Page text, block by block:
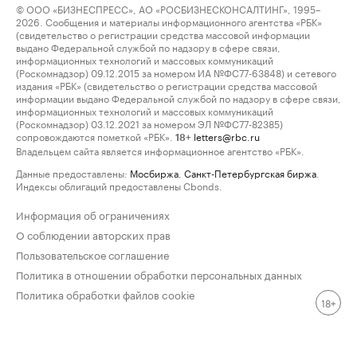
© ООО «БИЗНЕСПРЕСС», АО «РОСБИЗНЕСКОНСАЛТИНГ», 1995–
2026. Сообщения и материалы информационного агентства «РБК»
(свидетельство о регистрации средства массовой информации
выдано Федеральной службой по надзору в сфере связи,
информационных технологий и массовых коммуникаций
(Роскомнадзор) 09.12.2015 за номером ИА №ФС77-63848) и сетевого
издания «РБК» (свидетельство о регистрации средства массовой
информации выдано Федеральной службой по надзору в сфере связи,
информационных технологий и массовых коммуникаций
(Роскомнадзор) 03.12.2021 за номером ЭЛ №ФС77-82385)
сопровождаются пометкой «РБК».
18+ letters@rbc.ru
Владельцем сайта является информационное агентство «РБК».
Данные предоставлены: Мосбиржа Санкт-Петербургская биржа
Индексы облигаций предоставлены Cbonds.
Информация об ограничениях
О соблюдении авторских прав
Пользовательское соглашение
Политика в отношении обработки персональных данных
Политика обработки файлов cookie
18+